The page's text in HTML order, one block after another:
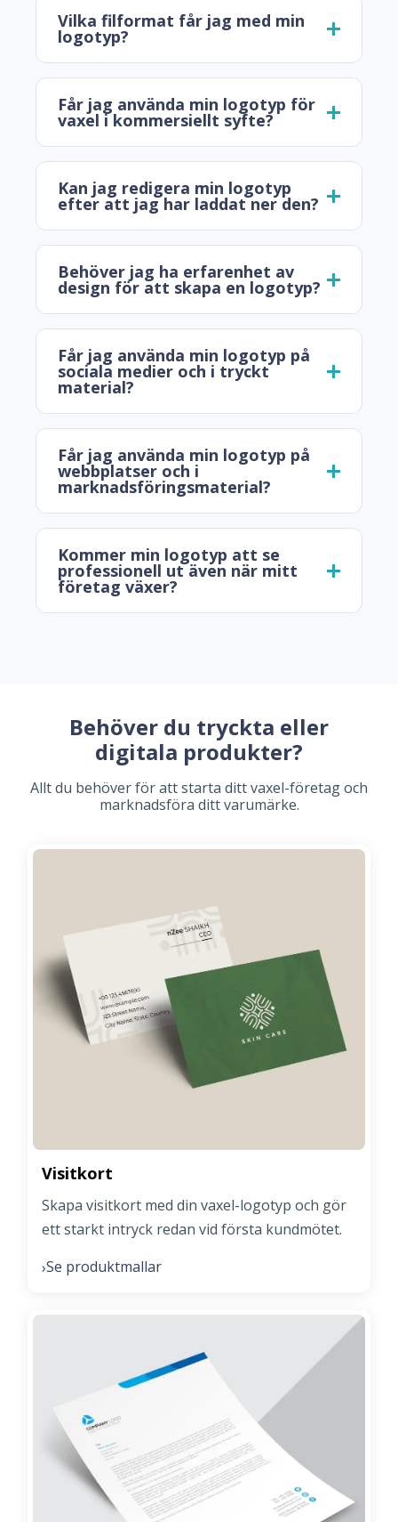
Vilka filformat får jag med min
logotyp?
Får jag använda min logotyp för
vaxel i kommersiellt syfte?
Kan jag redigera min logotyp
efter att jag har laddat ner den?
Behöver jag ha erfarenhet av
design för att skapa en logotyp?
Får jag använda min logotyp på
sociala medier och i tryckt
material?
Får jag använda min logotyp på
webbplatser och i
marknadsföringsmaterial?
Kommer min logotyp att se
professionell ut även när mitt
företag växer?
Behöver du tryckta eller
digitala produkter?
Allt du behöver för att starta ditt vaxel-företag och
marknadsföra ditt varumärke.
Visitkort
Skapa visitkort med din vaxel-logotyp och gör
ett starkt intryck redan vid första kundmötet.
›Se produktmallar